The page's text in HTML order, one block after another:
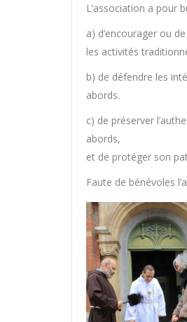
L’association a pour
a) d’encourager ou
les activités
b) de défendre les
abords.
c) de préserver
abords,
et de protéger son
Faute de bénévoles